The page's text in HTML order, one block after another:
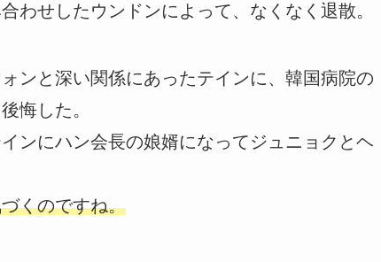
わせしたウンドンによって、なくなく退散。
ンと深い関係にあったテインに、韓国病院の
悔した。
ンにハン会長の娘婿になってジュニョクとヘ
くのですね。